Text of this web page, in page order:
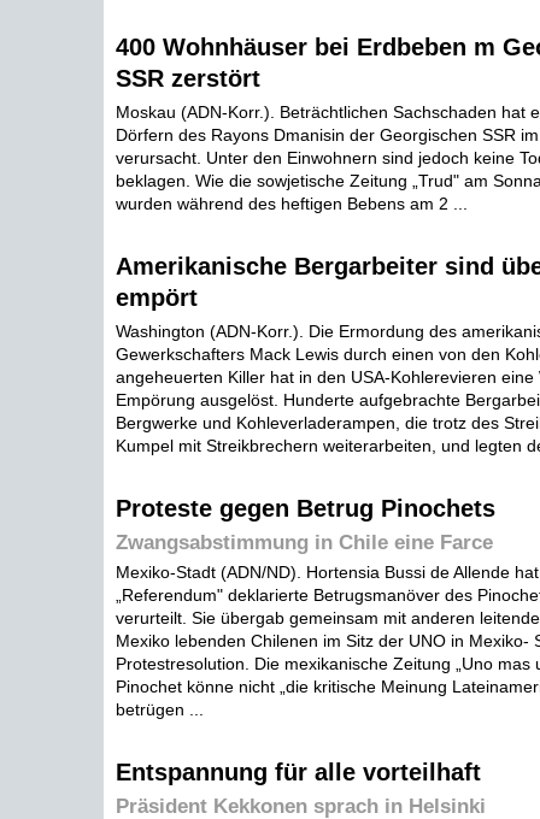
400 Wohnhäuser bei Erdbeben m
SSR zerstört
Moskau (ADN-Korr.). Beträchtlichen Sachschaden hat
Dörfern des Rayons Dmanisin der Georgischen SSR
verursacht. Unter den Einwohnern sind jedoch keine
beklagen. Wie die sowjetische Zeitung „Trud" am
wurden während des heftigen Bebens am 2 ...
Amerikanische Bergarbeiter sind
empört
Washington (ADN-Korr.). Die Ermordung des
Gewerkschafters Mack Lewis durch einen von den
angeheuerten Killer hat in den USA-Kohlerevieren eine
Empörung ausgelöst. Hunderte aufgebrachte
Bergwerke und Kohleverladerampen, die trotz des
Kumpel mit Streikbrechern weiterarbeiten, und legten
Proteste gegen Betrug Pinochets
Zwangsabstimmung in Chile eine Farce
Mexiko-Stadt (ADN/ND). Hortensia Bussi de Allende
„Referendum" deklarierte Betrugsmanöver des
verurteilt. Sie übergab gemeinsam mit anderen
Mexiko lebenden Chilenen im Sitz der UNO in Mexiko-
Protestresolution. Die mexikanische Zeitung „Uno mas
Pinochet könne nicht „die kritische Meinung
betrügen ...
Entspannung für alle vorteilhaft
Präsident Kekkonen sprach in Helsinki